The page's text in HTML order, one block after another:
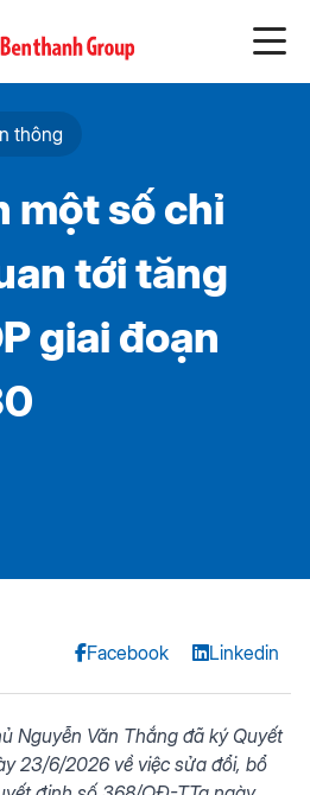
thông
số chỉ
tới tăng
giai đoạn
Facebook Linkedin
Nguyễn Văn Thắng đã ký Quyết
23/6/2026 về việc sửa đổi, bổ